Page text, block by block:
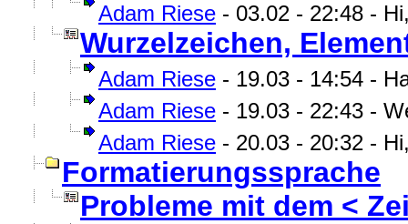
Adam Riese - 03.02 - 22:48 -
Wurzelzeichen,
Adam Riese - 19.03 - 14:54 -
Adam Riese - 19.03 - 22:43 -
Adam Riese - 20.03 - 20:32 -
Formatierungssprache
Probleme mit dem <